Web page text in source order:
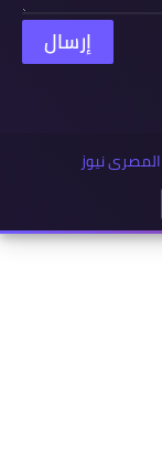
نيوز